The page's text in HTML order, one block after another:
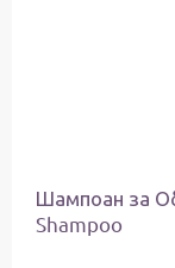
Шампоан за
Shampoo